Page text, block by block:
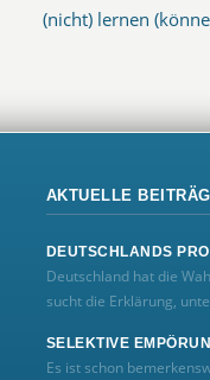
(nicht) lernen
AKTUELLE
DEUTSCHLANDS
Deutschland hat die
sucht die Erklärung,
SELEKTIVE
Es ist schon